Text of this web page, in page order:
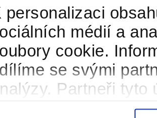
personalizaci
médií a
cookie.
se svými
Partneři tyto
informacemi, které